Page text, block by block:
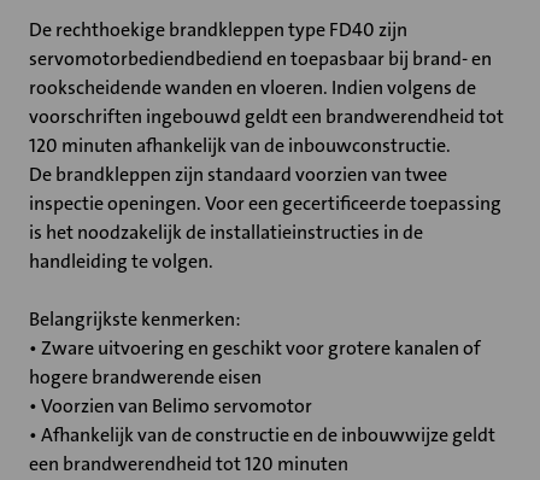
De rechthoekige brandkleppen type FD40 zijn
servomotorbediendbediend en toepasbaar bij brand- en
rookscheidende wanden en vloeren. Indien volgens de
voorschriften ingebouwd geldt een brandwerendheid tot
120 minuten afhankelijk van de inbouwconstructie.
De brandkleppen zijn standaard voorzien van twee
inspectie openingen. Voor een gecertificeerde toepassing
is het noodzakelijk de installatieinstructies in de
handleiding te volgen.
Belangrijkste kenmerken:
• Zware uitvoering en geschikt voor grotere kanalen of
hogere brandwerende eisen
• Voorzien van Belimo servomotor
• Afhankelijk van de constructie en de inbouwwijze geldt
een brandwerendheid tot 120 minuten